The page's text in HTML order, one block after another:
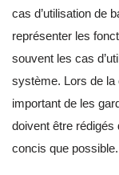
cas d’utilisation de
représenter les
souvent les cas
système. Lors de la
important de les
doivent être
concis que possible.